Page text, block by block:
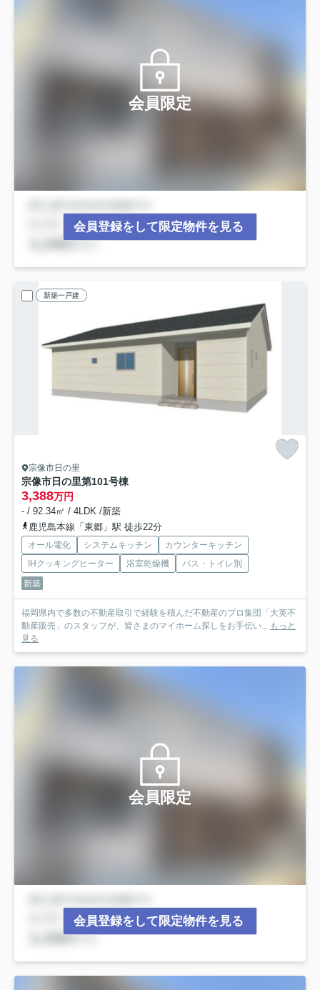
会員限定
会員登録をして限定物件を見る
新築一戸建
宗像市日の里
宗像市日の里第101号棟
3,388万円
- / 92.34㎡ / 4LDK /新築
鹿児島本線「東郷」駅 徒歩22分
オール電化 システムキッチン
カウンターキッチン
IHクッキングヒーター
浴室乾燥機
バス・トイレ別
新築
福岡県内で多数の不動産取引で経験を積んだ不動産のプロ集団「大英不
動産販売」のスタッフが、皆さまのマイホーム探しをお手伝い... もっと
見る
会員限定
会員登録をして限定物件を見る